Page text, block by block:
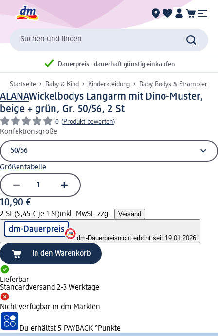
Suchen und finden
Dauerpreis - dauerhaft günstig einkaufen
Startseite Baby & Kind Kinderkleidung Baby Bodys & Strampler
ALANAWickelbodys Langarm mit Dino-Muster,
beige + grün, Gr. 50/56, 2 St
0 (Produkt bewerten)
Konfektionsgröße
Größentabelle
10,90 €
2 St (5,45 € je 1 St)inkl. MwSt. zzgl. Versand
dm-Dauerpreisnicht erhöht seit 19.01.2026
In den Warenkorb
Lieferbar
Standardversand 2-3 Werktage
Nicht verfügbar in dm-Märkten
Du erhältst 5 PAYBACK °Punkte